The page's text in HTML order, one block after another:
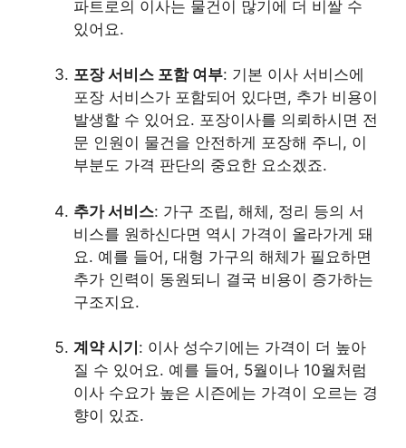
파트로의 이사는 물건이 많기에 더 비쌀 수
있어요.
포장 서비스 포함 여부: 기본 이사 서비스에
포장 서비스가 포함되어 있다면, 추가 비용이
발생할 수 있어요. 포장이사를 의뢰하시면 전
문 인원이 물건을 안전하게 포장해 주니, 이
부분도 가격 판단의 중요한 요소겠죠.
추가 서비스: 가구 조립, 해체, 정리 등의 서
비스를 원하신다면 역시 가격이 올라가게 돼
요. 예를 들어, 대형 가구의 해체가 필요하면
추가 인력이 동원되니 결국 비용이 증가하는
구조지요.
계약 시기 : 이사 성수기에는 가격이 더 높아
질 수 있어요. 예를 들어, 5월이나 10월처럼
이사 수요가 높은 시즌에는 가격이 오르는 경
향이 있죠.